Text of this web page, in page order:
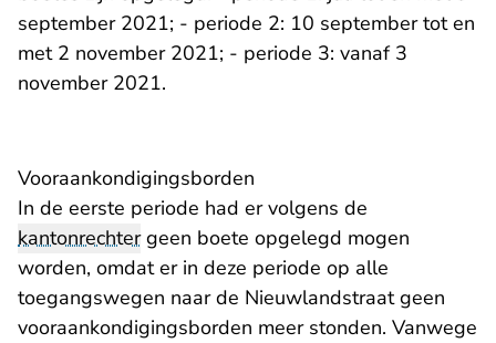
september 2021; - periode 2: 10 september tot en
met 2 november 2021; - periode 3: vanaf 3
november 2021.
Vooraankondigingsborden
In de eerste periode had er volgens de
kantonrechtergeen boete opgelegd mogen
worden, omdat er in deze periode op alle
toegangswegen naar de Nieuwlandstraat geen
vooraankondigingsborden meer stonden. Vanwege